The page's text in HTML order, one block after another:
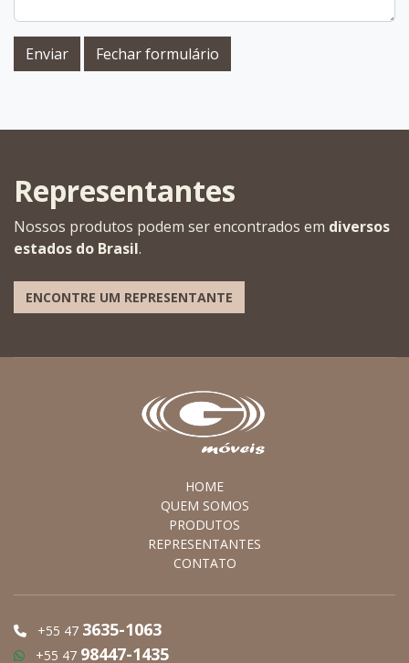
Enviar Fechar formulário
Representantes
Nossos produtos podem ser encontrados em diversos
estados do Brasil.
ENCONTRE UM REPRESENTANTE
HOME
QUEM SOMOS
PRODUTOS
REPRESENTANTES
CONTATO
+55 47 3635-1063
+55 47 98447-1435